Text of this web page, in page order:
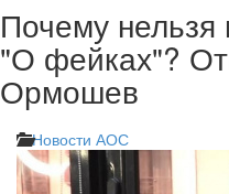
Почему нельзя
"О фейках"?
Ормошев
Новости АОС